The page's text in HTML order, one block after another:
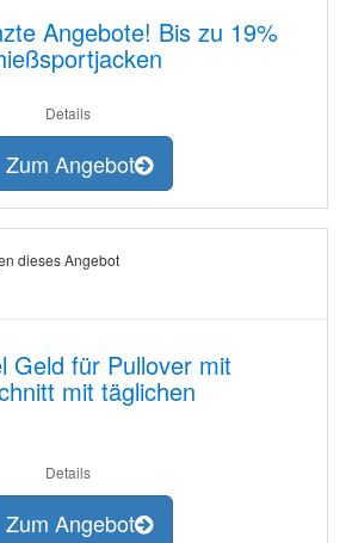
Angebote! Bis zu 19%
Details
Zum Angebot
dieses Angebot
Geld für Pullover mit
mit täglichen
Details
Zum Angebot